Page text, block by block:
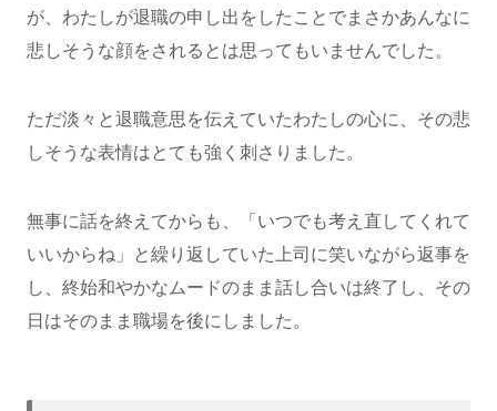
が、わたしが退職の申し出をしたことでまさかあんなに
悲しそうな顔をされるとは思ってもいませんでした。
ただ淡々と退職意思を伝えていたわたしの心に、その悲
しそうな表情はとても強く刺さりました。
無事に話を終えてからも、「いつでも考え直してくれて
いいからね」と繰り返していた上司に笑いながら返事を
し、終始和やかなムードのまま話し合いは終了し、その
日はそのまま職場を後にしました。